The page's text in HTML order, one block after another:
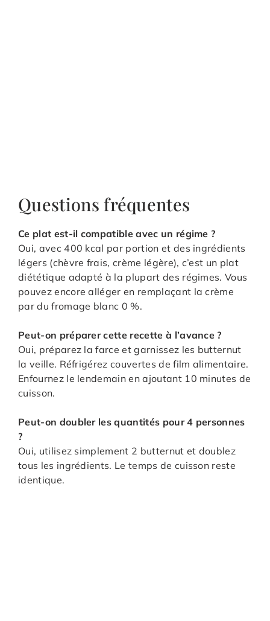
Questions fréquentes
Ce plat est-il compatible avec un régime ?
Oui, avec 400 kcal par portion et des ingrédients
légers (chèvre frais, crème légère), c’est un plat
diététique adapté à la plupart des régimes. Vous
pouvez encore alléger en remplaçant la crème
par du fromage blanc 0 %.
Peut-on préparer cette recette à l’avance ?
Oui, préparez la farce et garnissez les butternut
la veille. Réfrigérez couvertes de film alimentaire.
Enfournez le lendemain en ajoutant 10 minutes de
cuisson.
Peut-on doubler les quantités pour 4 personnes
?
Oui, utilisez simplement 2 butternut et doublez
tous les ingrédients. Le temps de cuisson reste
identique.